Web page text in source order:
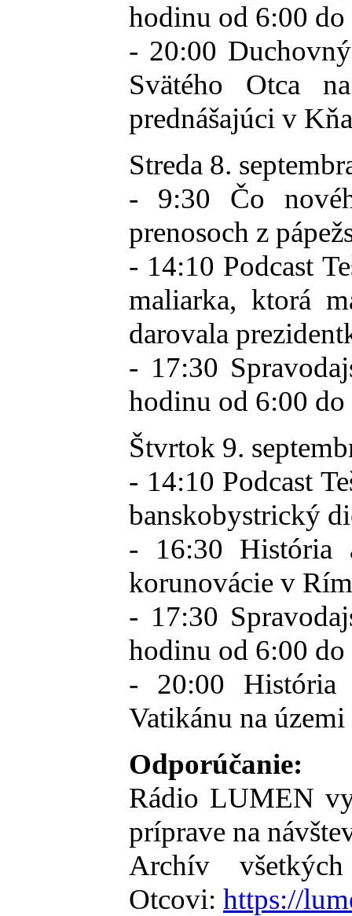
hodinu od 6:00
- 20:00
Svätého Otca
prednášajúci v
Streda 8.
- 9:30 Čo
prenosoch z
- 14:10 Podcast
maliarka, ktorá
darovala
- 17:30
hodinu od 6:00
Štvrtok 9.
- 14:10 Podcast
banskobystrický
- 16:30 História
korunovácie v
- 17:30
hodinu od 6:00
- 20:00 História
Vatikánu na
Odporúčanie:
Rádio LUMEN
príprave na
Archív
Otcovi: https://